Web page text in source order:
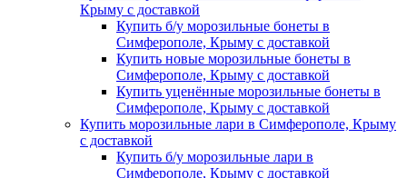
Крыму с доставкой
Купить б/у морозильные бонеты в
Симферополе, Крыму с доставкой
Купить новые морозильные бонеты в
Симферополе, Крыму с доставкой
Купить уценённые морозильные бонеты в
Симферополе, Крыму с доставкой
Купить морозильные лари в Симферополе, Крыму
с доставкой
Купить б/у морозильные лари в
Симферополе, Крыму с доставкой